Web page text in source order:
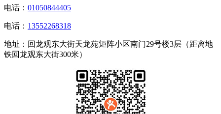
电话： 01050844405
电话： 13552268318
地址： 回龙观东大街天龙苑矩阵小区南门29号楼3层（距离地
铁回龙观东大街300米）